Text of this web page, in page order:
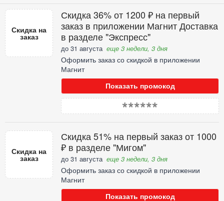
Скидка на
заказ
Скидка 36% от 1200 ₽ на первый
заказ в приложении Магнит Доставка
в разделе "Экспресс"
до 31 августа еще 3 недели, 3 дня
Оформить заказ со скидкой в приложении
Магнит
Показать промокод
******
Скидка на
заказ
Скидка 51% на первый заказ от 1000
₽ в разделе "Мигом"
до 31 августа еще 3 недели, 3 дня
Оформить заказ со скидкой в приложении
Магнит
Показать промокод